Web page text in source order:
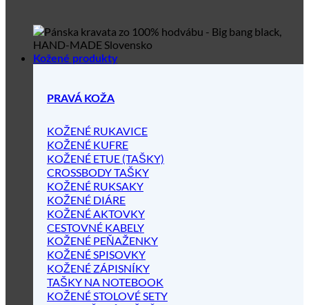
Kožené produkty
PRAVÁ KOŽA
KOŽENÉ RUKAVICE
KOŽENÉ KUFRE
KOŽENÉ ETUE (TAŠKY)
CROSSBODY TAŠKY
KOŽENÉ RUKSAKY
KOŽENÉ DIÁRE
KOŽENÉ AKTOVKY
CESTOVNÉ KABELY
KOŽENÉ PEŇAŽENKY
KOŽENÉ SPISOVKY
KOŽENÉ ZÁPISNÍKY
TAŠKY NA NOTEBOOK
KOŽENÉ STOLOVÉ SETY